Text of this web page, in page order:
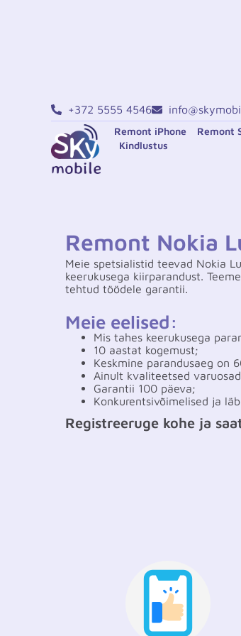
+372 5555 4546
Remont iPhone Remont
Kindlustus
Remont Nokia
Meie spetsialistid teevad Nokia
keerukusega kiirparandust.
tehtud töödele garantii.
Meie eelised:
Mis tahes keerukusega
10 aastat kogemust;
Keskmine parandusaeg on
Ainult kvaliteetsed
Garantii 100 päeva;
Konkurentsivõimelised ja
Registreeruge kohe ja